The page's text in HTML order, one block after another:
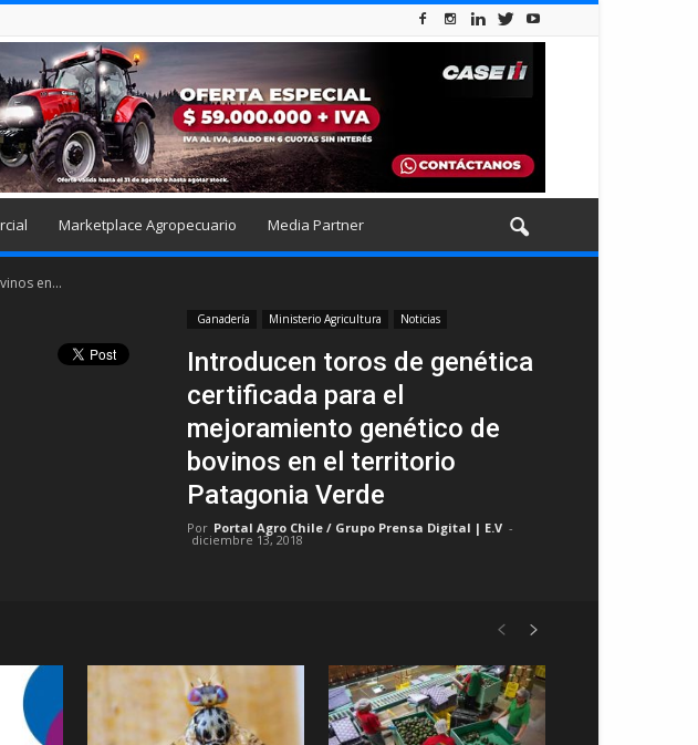
Marketplace Agropecuario Media Partner
en...
Ganadería Ministerio Agricultura Noticias
Introducen toros de genética
certificada para el
mejoramiento genético de
bovinos en el territorio
Patagonia Verde
Por Portal Agro Chile / Grupo Prensa Digital | E.V -
diciembre 13, 2018